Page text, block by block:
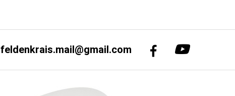
feldenkrais.mail@gmail.com